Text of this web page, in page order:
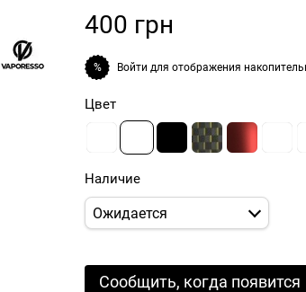
400 грн
% Войти для отображения
Цвет
Наличие
Ожидается
Сообщить, когда появится